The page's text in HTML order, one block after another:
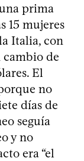
prima
15 mujeres
Italia, con
cambio de
El
no
días de
seguía
y no
era “el